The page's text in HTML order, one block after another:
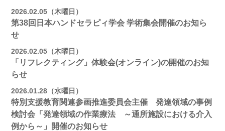
2026.02.05（木曜日）
第38回日本ハンドセラピィ学会 学術集会開催のお知ら
せ
2026.02.05（木曜日）
「リフレクティング」体験会(オンライン)の開催のお知
らせ
2026.01.28（水曜日）
特別支援教育関連参画推進委員会主催 発達領域の事例
検討会「発達領域の作業療法 ～通所施設における介入
例から～」開催のお知らせ